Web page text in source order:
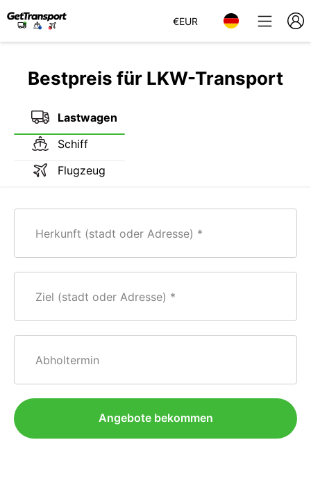
€EUR
Bestpreis für LKW-Transport
Lastwagen
Schiff
Flugzeug
Herkunft (stadt oder Adresse)
Ziel (stadt oder Adresse)
Abholtermin
Angebote bekommen